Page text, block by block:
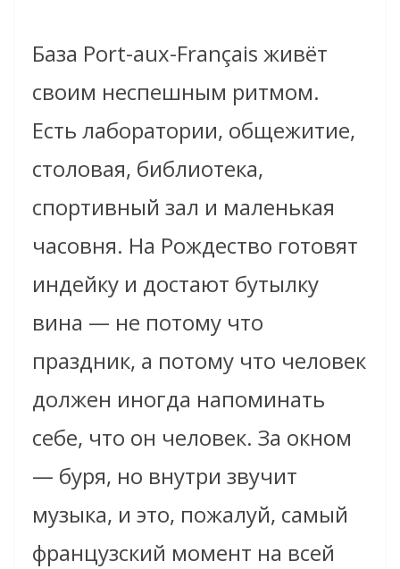
База Port-aux-Français живёт
своим неспешным ритмом.
Есть лаборатории, общежитие,
столовая, библиотека,
спортивный зал и маленькая
часовня. На Рождество готовят
индейку и достают бутылку
вина — не потому что
праздник, а потому что человек
должен иногда напоминать
себе, что он человек. За окном
— буря, но внутри звучит
музыка, и это, пожалуй, самый
французский момент на всей